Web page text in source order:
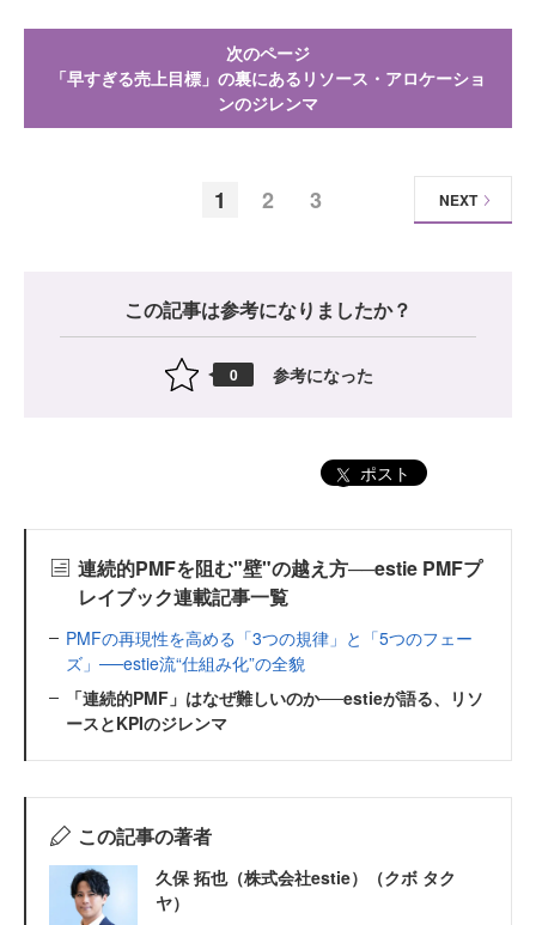
次のページ
「早すぎる売上目標」の裏にあるリソース・アロケーショ
ンのジレンマ
1 2 3 NEXT
この記事は参考になりましたか？
0 参考になった
ポスト
連続的PMFを阻む"壁"の越え方──estie PMFプ
レイブック連載記事一覧
PMFの再現性を高める「3つの規律」と「5つのフェー
ズ」──estie流“仕組み化”の全貌
「連続的PMF」はなぜ難しいのか──estieが語る、リソ
ースとKPIのジレンマ
この記事の著者
久保 拓也（株式会社estie）（クボ タク
ヤ）